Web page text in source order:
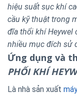
hiệu suất sục khí
cầu kỹ thuật trong
đĩa thổi khí Heywel
nhiều mục đích sử
Ứng dụng và
PHỐI KHÍ
Là nhà sản xuất